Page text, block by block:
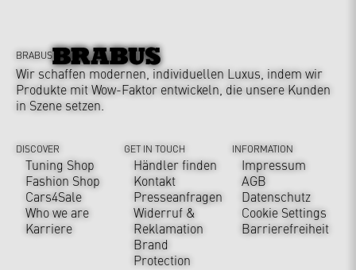
BRABUS
Wir schaffen modernen, individuellen Luxus, indem wir
Produkte mit Wow-Faktor entwickeln, die unsere Kunden
in Szene setzen.
DISCOVER
Tuning Shop
Fashion Shop
Cars4Sale
Who we are
Karriere
GET IN TOUCH
Händler finden
Kontakt
Presseanfragen
Widerruf &
Reklamation
Brand
Protection
INFORMATION
Impressum
AGB
Datenschutz
Cookie Settings
Barrierefreiheit